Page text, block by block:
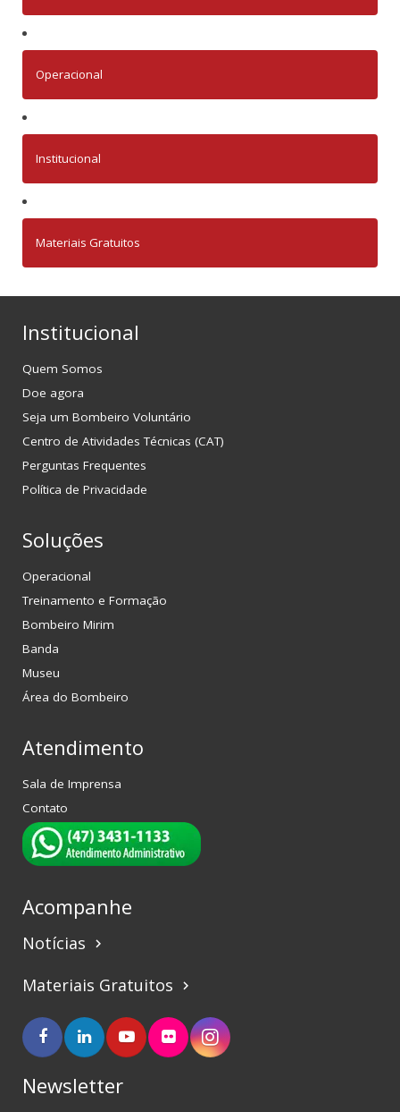
Operacional
Institucional
Materiais Gratuitos
Institucional
Quem Somos
Doe agora
Seja um Bombeiro Voluntário
Centro de Atividades Técnicas (CAT)
Perguntas Frequentes
Política de Privacidade
Soluções
Operacional
Treinamento e Formação
Bombeiro Mirim
Banda
Museu
Área do Bombeiro
Atendimento
Sala de Imprensa
Contato
Acompanhe
Notícias keyboard_arrow_right
Materiais Gratuitos keyboard_arrow_right
Newsletter